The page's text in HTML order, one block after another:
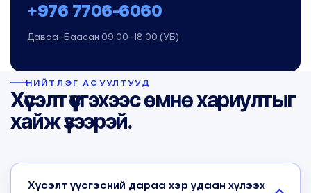
+976 7706-6060
Даваа–Баасан 09:00–18:00 (УБ)
НИЙТЛЭГ АСУУЛТУУД
Хүсэлт үүсгэхээс өмнө хариултыг
хайж үзээрэй.
Хүсэлт үүсгэсний дараа хэр удаан хүлээх